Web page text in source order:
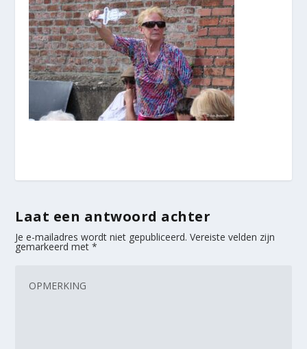
Laat een antwoord achter
Je e-mailadres wordt niet gepubliceerd. Vereiste velden zijn
gemarkeerd met*